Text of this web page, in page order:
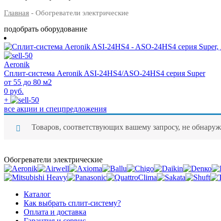
Главная - Обогреватели электрические
подобрать оборудование
Aeronik
Сплит-система Aeronik ASI-24HS4/ASO-24HS4 серия Super
от 55 до 80 м2
0 руб.
+
все акции и спецпредложения
Товаров, соответствующих вашему запросу, не
Обогреватели электрические
Каталог
Как выбрать сплит-систему?
Оплата и доставка